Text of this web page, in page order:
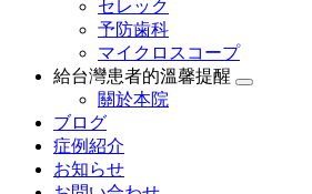
セレック
予防歯科
マイクロスコープ
給台灣患者的溫馨提醒
關於本院
ブログ
症例紹介
お知らせ